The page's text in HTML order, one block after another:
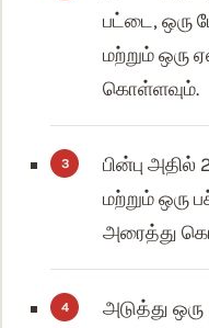
பட்டை, ஒரு
மற்றும் ஒரு
கொள்ளவும்.
பின்பு
மற்றும் ஒரு
அரைத்து
அடுத்து